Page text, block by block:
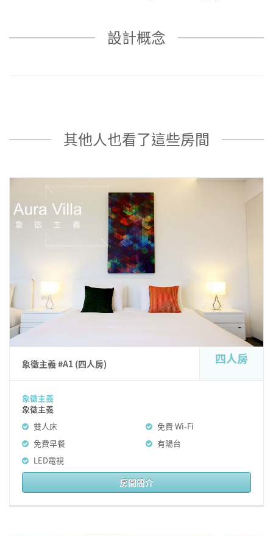
設計概念
其他人也看了這些房間
象徵主義 #A1 (四人房) 四人房
象徵主義
象徵主義
雙人床
免費 Wi-Fi
免費早餐
有陽台
LED電視
房間簡介